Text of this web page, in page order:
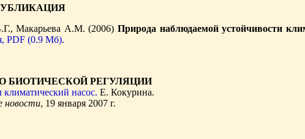
Макарьева А.М. (2006)Природа наблюдаемой устойчивости
PDF (0.9 Мб).
БИОТИЧЕСКОЙ РЕГУЛЯЦИИ
климатический насос. Е. Кокурина.
новости, 19 января 2007 г.